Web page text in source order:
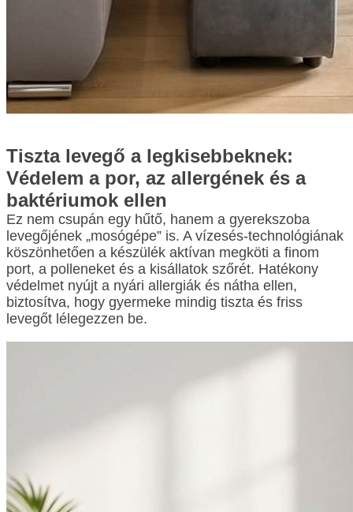
Tiszta levegő a legkisebbeknek:
Védelem a por, az allergének és a
baktériumok ellen
Ez nem csupán egy hűtő, hanem a gyerekszoba
levegőjének „mosógépe” is. A vízesés-technológiának
köszönhetően a készülék aktívan megköti a finom
port, a polleneket és a kisállatok szőrét. Hatékony
védelmet nyújt a nyári allergiák és nátha ellen,
biztosítva, hogy gyermeke mindig tiszta és friss
levegőt lélegezzen be.